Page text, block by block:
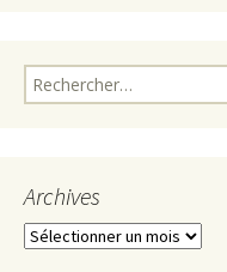
Rechercher :
Archives
Archives